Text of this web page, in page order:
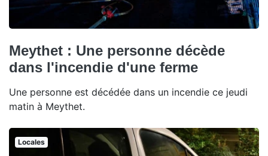
Meythet : Une personne décède
dans l'incendie d'une ferme
Une personne est décédée dans un incendie ce jeudi
matin à Meythet.
Locales